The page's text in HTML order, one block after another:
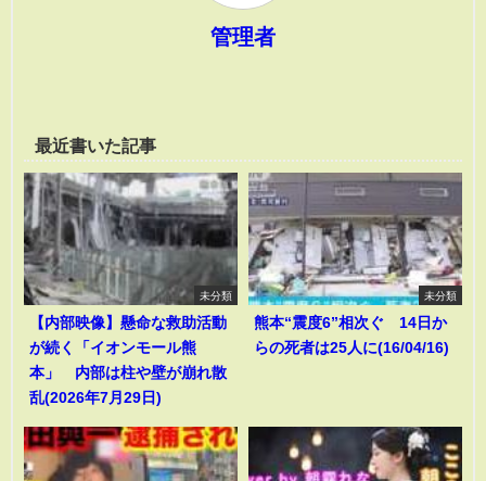
管理者
最近書いた記事
未分類
【内部映像】懸命な救助活動
が続く「イオンモール熊
本」 内部は柱や壁が崩れ散
乱(2026年7月29日)
未分類
熊本“震度6”相次ぐ 14日か
らの死者は25人に(16/04/16)